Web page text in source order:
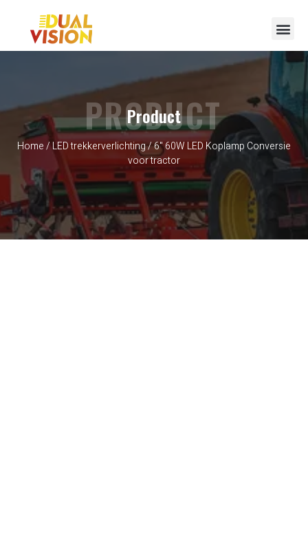
Product
Home/LED trekkerverlichting/ 6" 60W LED Koplamp Conversie
voor tractor
PRODUCT